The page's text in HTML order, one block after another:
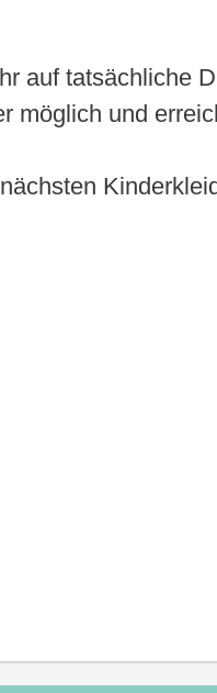
auf tatsächliche
möglich und